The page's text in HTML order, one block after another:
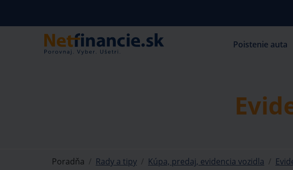
Poistenie auta
Poradňa Rady a tipy Kúpa, predaj, evidencia vozidla